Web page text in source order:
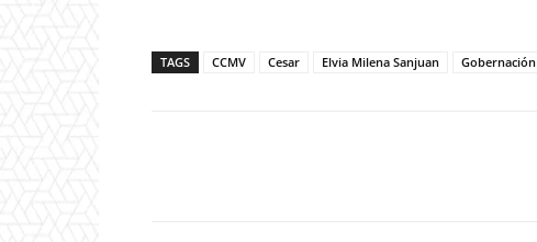
TAGS CCMV Cesar Elvia Milena Sanjuan Gobernación